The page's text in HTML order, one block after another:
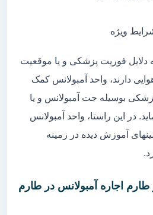
ویژه
دلایل فوریت پزشکی و یا موقعیت
دارند، واحد آمبولانس کمک
بوسیله جت آمبولانس و یا
در این راستا، واحد آمبولانس
آموزش دیده در زمینه
اجاره آمبولانس در طارم